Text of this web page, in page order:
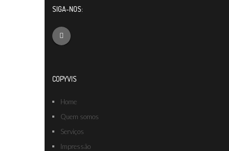
SIGA-NOS:
COPYVIS
Home
Quem somos
Serviços
Impressão